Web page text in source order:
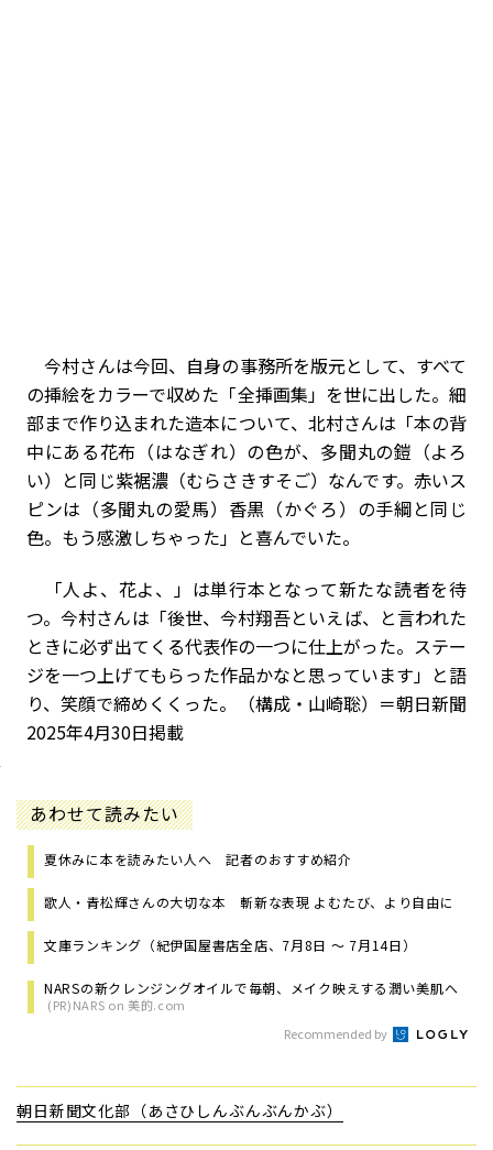
今村さんは今回、自身の事務所を版元として、すべて
の挿絵をカラーで収めた「全挿画集」を世に出した。細
部まで作り込まれた造本について、北村さんは「本の背
中にある花布（はなぎれ）の色が、多聞丸の鎧（よろ
い）と同じ紫裾濃（むらさきすそご）なんです。赤いス
ピンは（多聞丸の愛馬）香黒（かぐろ）の手綱と同じ
色。もう感激しちゃった」と喜んでいた。
「人よ、花よ、」は単行本となって新たな読者を待
つ。今村さんは「後世、今村翔吾といえば、と言われた
ときに必ず出てくる代表作の一つに仕上がった。ステー
ジを一つ上げてもらった作品かなと思っています」と語
り、笑顔で締めくくった。（構成・山崎聡）＝朝日新聞
2025年4月30日掲載
あわせて読みたい
夏休みに本を読みたい人へ 記者のおすすめ紹介
歌人・青松輝さんの大切な本 斬新な表現 よむたび、より自由に
文庫ランキング（紀伊国屋書店全店、7月8日 ～ 7月14日）
NARSの新クレンジングオイルで毎朝、メイク映えする潤い美肌へ
(PR)NARS on 美的.com
Recommended by
朝日新聞文化部（あさひしんぶんぶんかぶ）